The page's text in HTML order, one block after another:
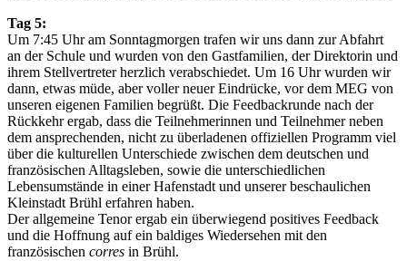
Tag 5:
Um 7:45 Uhr am Sonntagmorgen trafen wir uns dann zur Abfahrt
an der Schule und wurden von den Gastfamilien, der Direktorin und
ihrem Stellvertreter herzlich verabschiedet. Um 16 Uhr wurden wir
dann, etwas müde, aber voller neuer Eindrücke, vor dem MEG von
unseren eigenen Familien begrüßt. Die Feedbackrunde nach der
Rückkehr ergab, dass die Teilnehmerinnen und Teilnehmer neben
dem ansprechenden, nicht zu überladenen offiziellen Programm viel
über die kulturellen Unterschiede zwischen dem deutschen und
französischen Alltagsleben, sowie die unterschiedlichen
Lebensumstände in einer Hafenstadt und unserer beschaulichen
Kleinstadt Brühl erfahren haben.
Der allgemeine Tenor ergab ein überwiegend positives Feedback
und die Hoffnung auf ein baldiges Wiedersehen mit den
französischen corres in Brühl.